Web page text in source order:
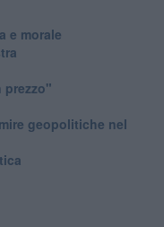
e morale
prezzo"
geopolitiche nel